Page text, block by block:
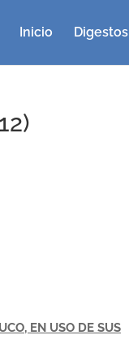
Inicio Digestos
EN USO DE SUS